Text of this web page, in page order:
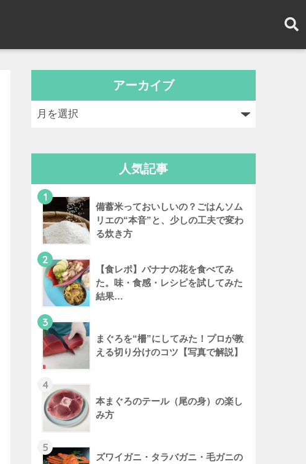
アーカイブ
人気記事
1
備蓄米っておいしいの？ごはんソム
リエの“本音”と、少しの工夫で変わ
る炊き方
2
【食レポ】バナナの花を食べてみ
た。味・食感・レシピを試してみた
結果…
3
まぐろを“柵”にしてみた！プロが教
える切り分けのコツ【写真で解説】
4
本まぐろのテール（尾の身）の楽し
み方
5
ズワイガニ・タラバガニ・毛ガニの